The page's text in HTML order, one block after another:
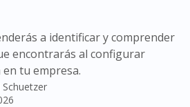
a identificar y comprender
encontrarás al configurar
tu empresa.
Schuetzer